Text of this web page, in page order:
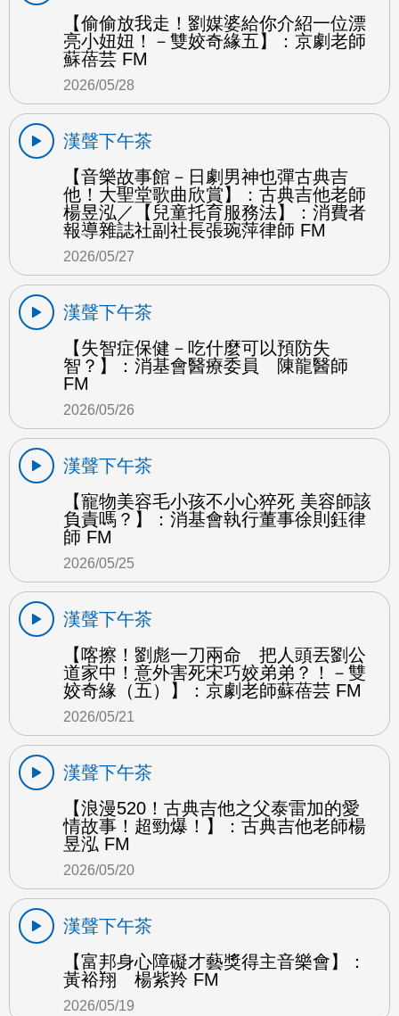
【偷偷放我走！劉媒婆給你介紹一位漂
亮小妞妞！－雙姣奇緣五】：京劇老師
蘇蓓芸 FM
2026/05/28
漢聲下午茶
【音樂故事館－日劇男神也彈古典吉
他！大聖堂歌曲欣賞】：古典吉他老師
楊昱泓／【兒童托育服務法】：消費者
報導雜誌社副社長張琬萍律師 FM
2026/05/27
漢聲下午茶
【失智症保健－吃什麼可以預防失
智？】：消基會醫療委員 陳龍醫師
FM
2026/05/26
漢聲下午茶
【寵物美容毛小孩不小心猝死 美容師該
負責嗎？】：消基會執行董事徐則鈺律
師 FM
2026/05/25
漢聲下午茶
【喀擦！劉彪一刀兩命 把人頭丟劉公
道家中！意外害死宋巧姣弟弟？！－雙
姣奇緣（五）】：京劇老師蘇蓓芸 FM
2026/05/21
漢聲下午茶
【浪漫520！古典吉他之父泰雷加的愛
情故事！超勁爆！】：古典吉他老師楊
昱泓 FM
2026/05/20
漢聲下午茶
【富邦身心障礙才藝獎得主音樂會】：
黃裕翔 楊紫羚 FM
2026/05/19